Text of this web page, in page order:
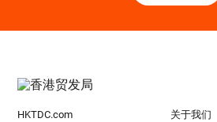
HKTDC.com 关于我们